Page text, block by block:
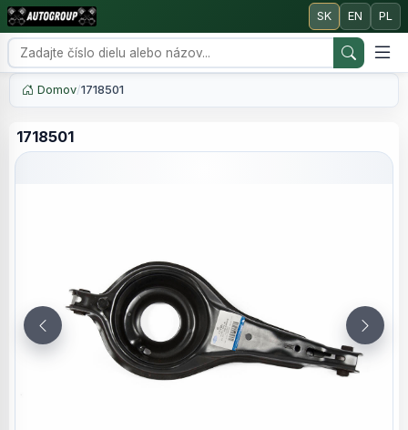
SK EN PL
Domov/1718501
1718501